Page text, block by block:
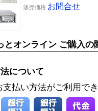
販売価格 お問合せ
とオンライン ご購入の
について
支払い方法がご利用で